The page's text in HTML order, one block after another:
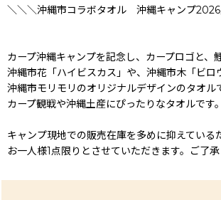
＼＼＼沖縄市コラボタオル 沖縄キャンプ
カープ沖縄キャンプを記念し、カープロゴと
沖縄市花「ハイビスカス」や、沖縄市木「ビ
沖縄市モリモリのオリジナルデザインのタオル
カープ観戦や沖縄土産にぴったりなタオルです。
キャンプ現地での販売在庫を多めに抑えている
お一人様1点限りとさせていただきます。ご了承